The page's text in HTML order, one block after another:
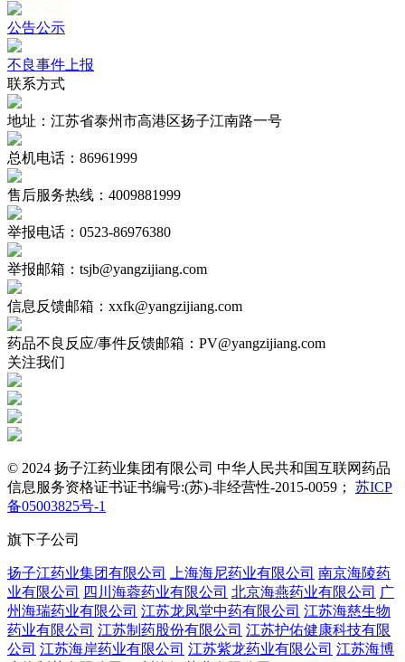
公告公示
不良事件上报
联系方式
地址：江苏省泰州市高港区扬子江南路一号
总机电话：86961999
售后服务热线：4009881999
举报电话：0523-86976380
举报邮箱：tsjb@yangzijiang.com
信息反馈邮箱：xxfk@yangzijiang.com
药品不良反应/事件反馈邮箱：PV@yangzijiang.com
关注我们
© 2024 扬子江药业集团有限公司 中华人民共和国互联网药品
信息服务资格证书证书编号:(苏)-非经营性-2015-0059； 苏ICP
备05003825号-1
旗下子公司
扬子江药业集团有限公司 上海海尼药业有限公司 南京海陵药
业有限公司
四川海蓉药业有限公司 北京海燕药业有限公司 广
州海瑞药业有限公司 江苏龙凤堂中药有限公司 江苏海慈生物
药业有限公司 江苏制药股份有限公司 江苏护佑健康科技有限
公司 江苏海岸药业有限公司 江苏紫龙药业有限公司 江苏海博